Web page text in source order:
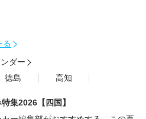
る
ダー
徳島 高知
集2026【四国】